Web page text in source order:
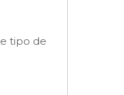
tipo de